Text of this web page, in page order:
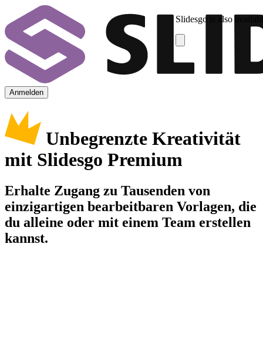
Slidesgo is also
Anmelden
Unbegrenzte Kreativität
mit Slidesgo Premium
Erhalte Zugang zu Tausenden von
einzigartigen bearbeitbaren Vorlagen, die
du alleine oder mit einem Team erstellen
kannst.